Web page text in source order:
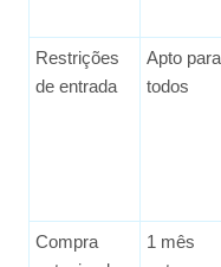
Restrições
de entrada
Apto para
todos
Compra
1 mês